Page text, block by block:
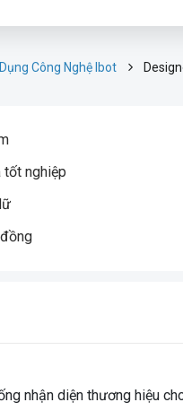
Công Nghệ Ibot
tốt nghiệp
nhận diện thương hiệu